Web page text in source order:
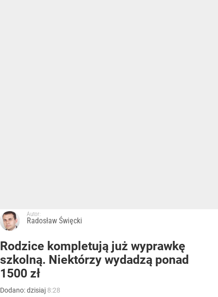
Autor:
Radosław Święcki
Rodzice kompletują już wyprawkę
szkolną. Niektórzy wydadzą ponad
1500 zł
Dodano:dzisiaj 8:28